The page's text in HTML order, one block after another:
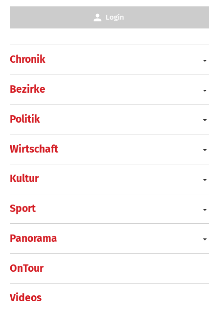
Chronik
Bezirke
Politik
Wirtschaft
Kultur
Sport
Panorama
OnTour
Videos
Login